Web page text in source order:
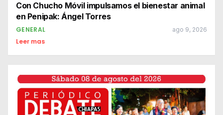
Con Chucho Móvil impulsamos el bienestar animal
en Penipak: Ángel Torres
GENERAL ago 9, 2026
Leer mas